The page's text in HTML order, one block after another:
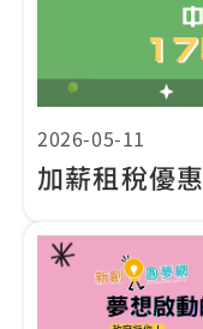
2026-05-11
加薪租稅優惠